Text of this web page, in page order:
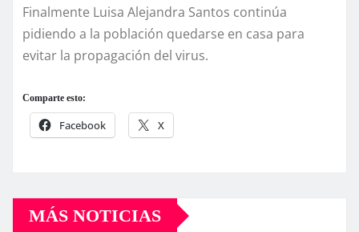
Finalmente Luisa Alejandra Santos continúa
pidiendo a la población quedarse en casa para
evitar la propagación del virus.
Comparte esto:
Facebook X
MÁS NOTICIAS